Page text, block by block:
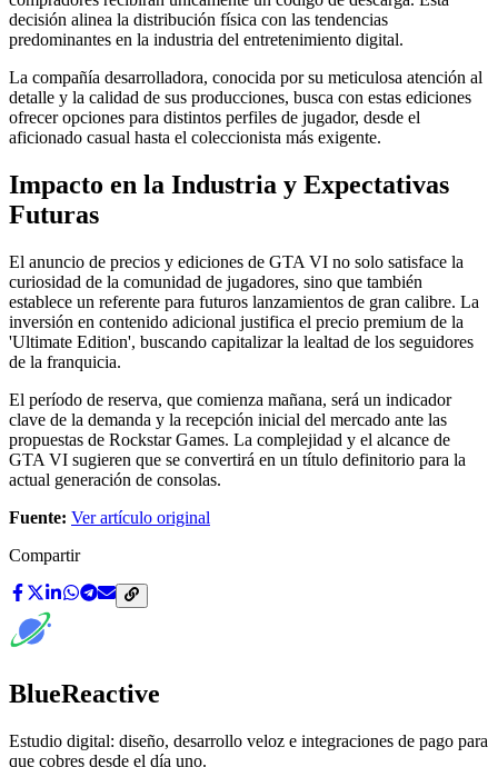
decisión alinea la distribución física con las tendencias
predominantes en la industria del entretenimiento digital.
La compañía desarrolladora, conocida por su meticulosa atención al
detalle y la calidad de sus producciones, busca con estas ediciones
ofrecer opciones para distintos perfiles de jugador, desde el
aficionado casual hasta el coleccionista más exigente.
Impacto en la Industria y Expectativas
Futuras
El anuncio de precios y ediciones de GTA VI no solo satisface la
curiosidad de la comunidad de jugadores, sino que también
establece un referente para futuros lanzamientos de gran calibre. La
inversión en contenido adicional justifica el precio premium de la
'Ultimate Edition', buscando capitalizar la lealtad de los seguidores
de la franquicia.
El período de reserva, que comienza mañana, será un indicador
clave de la demanda y la recepción inicial del mercado ante las
propuestas de Rockstar Games. La complejidad y el alcance de
GTA VI sugieren que se convertirá en un título definitorio para la
actual generación de consolas.
Fuente: Ver artículo original
Compartir
BlueReactive
Estudio digital: diseño, desarrollo veloz e integraciones de pago para
que cobres desde el día uno.